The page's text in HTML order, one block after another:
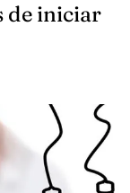
de iniciar